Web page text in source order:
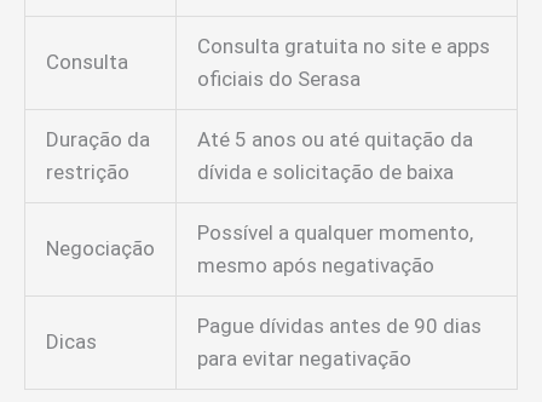
Consulta
Consulta gratuita no site e apps
oficiais do Serasa
Duração da
restrição
Até 5 anos ou até quitação da
dívida e solicitação de baixa
Negociação
Possível a qualquer momento,
mesmo após negativação
Dicas
Pague dívidas antes de 90 dias
para evitar negativação